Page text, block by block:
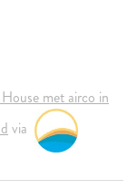
met airco in
via